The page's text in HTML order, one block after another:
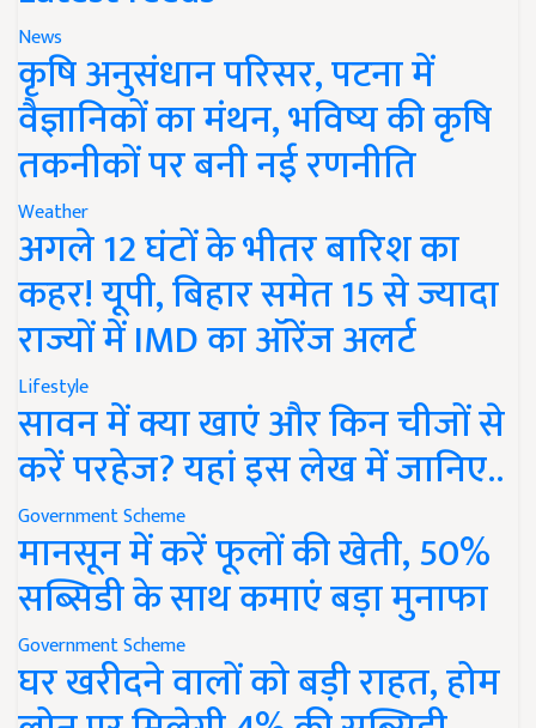
News
कृषि अनुसंधान परिसर, पटना में
वैज्ञानिकों का मंथन, भविष्य की कृषि
तकनीकों पर बनी नई रणनीति
Weather
अगले 12 घंटों के भीतर बारिश का
कहर! यूपी, बिहार समेत 15 से ज्यादा
राज्यों में IMD का ऑरेंज अलर्ट
Lifestyle
सावन में क्या खाएं और किन चीजों से
करें परहेज? यहां इस लेख में जानिए..
Government Scheme
मानसून में करें फूलों की खेती, 50%
सब्सिडी के साथ कमाएं बड़ा मुनाफा
Government Scheme
घर खरीदने वालों को बड़ी राहत, होम